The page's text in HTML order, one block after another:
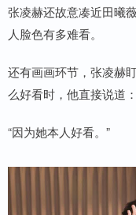
张凌赫还故意凑近田曦
人脸色有多难看。
还有画画环节，张凌赫
么好看时，他直接说道：
“因为她本人好看。”